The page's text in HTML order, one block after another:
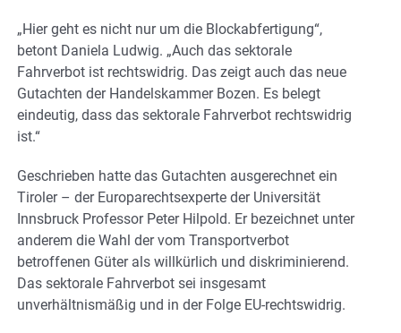
„Hier geht es nicht nur um die Blockabfertigung“,
betont Daniela Ludwig. „Auch das sektorale
Fahrverbot ist rechtswidrig. Das zeigt auch das neue
Gutachten der Handelskammer Bozen. Es belegt
eindeutig, dass das sektorale Fahrverbot rechtswidrig
ist.“
Geschrieben hatte das Gutachten ausgerechnet ein
Tiroler – der Europarechtsexperte der Universität
Innsbruck Professor Peter Hilpold. Er bezeichnet unter
anderem die Wahl der vom Transportverbot
betroffenen Güter als willkürlich und diskriminierend.
Das sektorale Fahrverbot sei insgesamt
unverhältnismäßig und in der Folge EU-rechtswidrig.